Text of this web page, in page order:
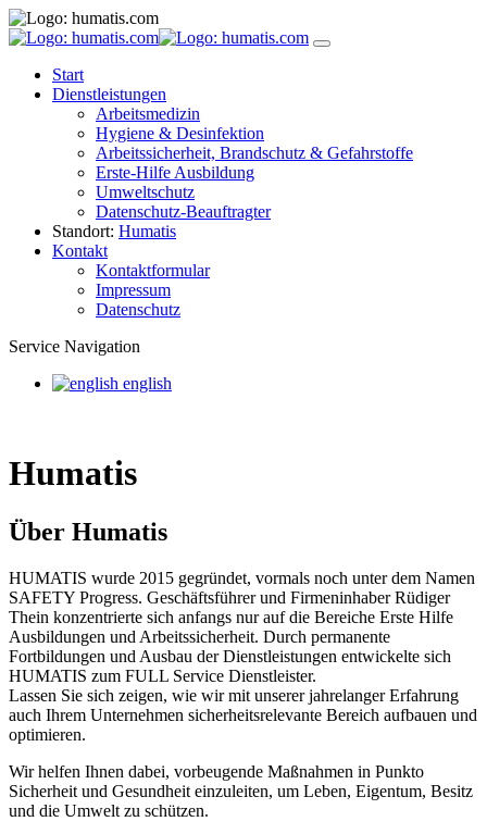
Start
Dienstleistungen
Arbeitsmedizin
Hygiene & Desinfektion
Arbeitssicherheit, Brandschutz & Gefahrstoffe
Erste-Hilfe Ausbildung
Umweltschutz
Datenschutz-Beauftragter
Standort: Humatis
Kontakt
Kontaktformular
Impressum
Datenschutz
Service Navigation
english
Humatis
Über Humatis
HUMATIS wurde 2015 gegründet, vormals noch unter dem Namen
SAFETY Progress. Geschäftsführer und Firmeninhaber Rüdiger
Thein konzentrierte sich anfangs nur auf die Bereiche Erste Hilfe
Ausbildungen und Arbeitssicherheit. Durch permanente
Fortbildungen und Ausbau der Dienstleistungen entwickelte sich
HUMATIS zum FULL Service Dienstleister.
Lassen Sie sich zeigen, wie wir mit unserer jahrelanger Erfahrung
auch Ihrem Unternehmen sicherheitsrelevante Bereich aufbauen und
optimieren.
Wir helfen Ihnen dabei, vorbeugende Maßnahmen in Punkto
Sicherheit und Gesundheit einzuleiten, um Leben, Eigentum, Besitz
und die Umwelt zu schützen.